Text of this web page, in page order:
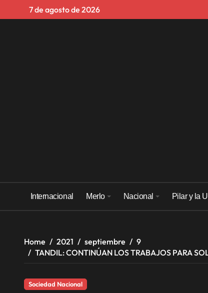
7 de agosto de 2026
Internacional Merlo Nacional Pilar y la
Home 2021 septiembre
9
TANDIL: CONTINÚAN LOS TRABAJOS PARA
Sociedad Nacional